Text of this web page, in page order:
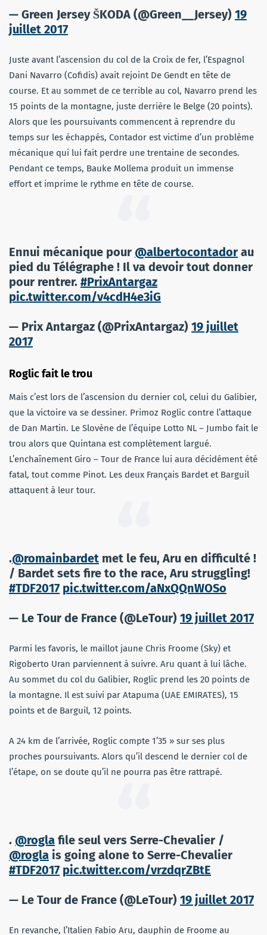
— Green Jersey ŠKODA (@Green__Jersey) 19
juillet 2017
Juste avant l’ascension du col de la Croix de fer, l’Espagnol
Dani Navarro (Cofidis) avait rejoint De Gendt en tête de
course. Et au sommet de ce terrible au col, Navarro prend les
15 points de la montagne, juste derrière le Belge (20 points).
Alors que les poursuivants commencent à reprendre du
temps sur les échappés, Contador est victime d’un problème
mécanique qui lui fait perdre une trentaine de secondes.
Pendant ce temps, Bauke Mollema produit un immense
effort et imprime le rythme en tête de course.
Ennui mécanique pour @albertocontador au
pied du Télégraphe ! Il va devoir tout donner
pour rentrer. #PrixAntargaz
pic.twitter.com/v4cdH4e3iG
— Prix Antargaz (@PrixAntargaz) 19 juillet
2017
Roglic fait le trou
Mais c’est lors de l’ascension du dernier col, celui du Galibier,
que la victoire va se dessiner. Primoz Roglic contre l’attaque
de Dan Martin. Le Slovène de l’équipe Lotto NL – Jumbo fait le
trou alors que Quintana est complètement largué.
L’enchaînement Giro – Tour de France lui aura décidément été
fatal, tout comme Pinot. Les deux Français Bardet et Barguil
attaquent à leur tour.
.@romainbardet met le feu, Aru en difficulté !
/ Bardet sets fire to the race, Aru struggling!
#TDF2017 pic.twitter.com/aNxQQnWOSo
— Le Tour de France (@LeTour) 19 juillet 2017
Parmi les favoris, le maillot jaune Chris Froome (Sky) et
Rigoberto Uran parviennent à suivre. Aru quant à lui lâche.
Au sommet du col du Galibier, Roglic prend les 20 points de
la montagne. Il est suivi par Atapuma (UAE EMIRATES), 15
points et de Barguil, 12 points.
A 24 km de l’arrivée, Roglic compte 1’35 » sur ses plus
proches poursuivants. Alors qu’il descend le dernier col de
l’étape, on se doute qu’il ne pourra pas être rattrapé.
. @rogla file seul vers Serre-Chevalier /
@rogla is going alone to Serre-Chevalier
#TDF2017 pic.twitter.com/vrzdqrZBtE
— Le Tour de France (@LeTour) 19 juillet 2017
En revanche, l’Italien Fabio Aru, dauphin de Froome au